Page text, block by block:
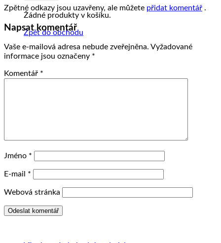
Žádné produkty v košíku.
Zpět do obchodu
Zpětné odkazy jsou uzavřeny, ale můžete přidat komentář .
Napsat komentář
Vaše e-mailová adresa nebude zveřejněna. Vyžadované
informace jsou označeny *
Komentář *
Jméno *
E-mail *
Webová stránka